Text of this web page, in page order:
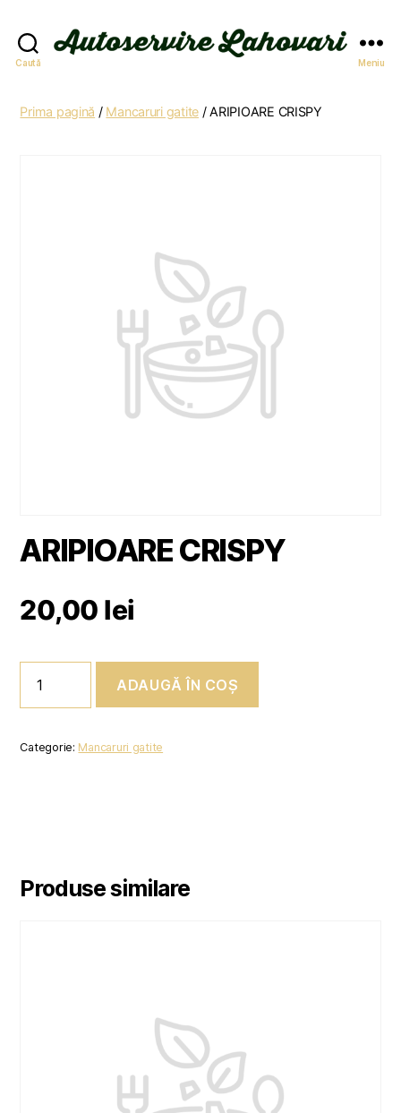
Caută Meniu
Prima pagină / Mancaruri gatite / ARIPIOARE CRISPY
ARIPIOARE CRISPY
20,00 lei
ARIPIOARE
CRISPY
ADAUGĂ ÎN COȘ
Categorie: Mancaruri gatite
Produse similare